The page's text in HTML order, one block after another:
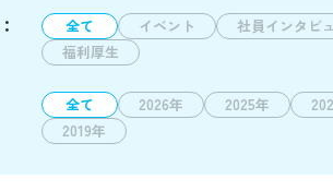
全て イベント 社員インタビ
福利厚生
全て 2026年 2025年
2019年